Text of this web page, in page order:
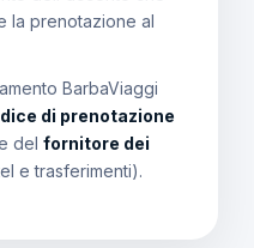
la prenotazione al
BarbaViaggi
di prenotazione
del fornitore dei
e trasferimenti).